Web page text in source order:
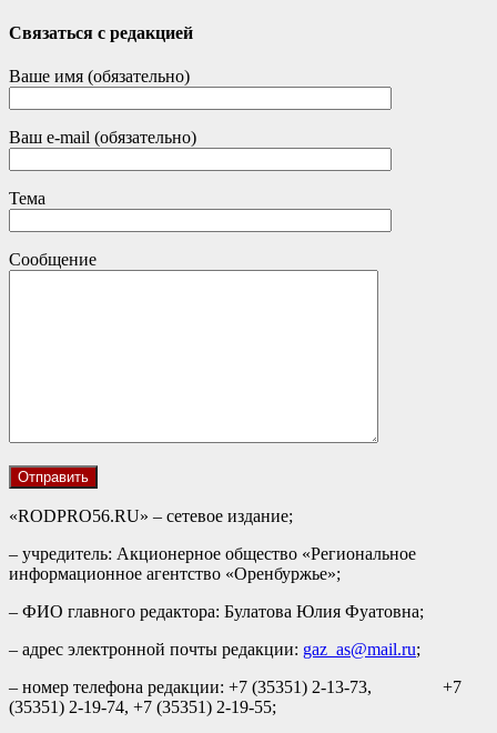
Связаться с редакцией
Ваше имя (обязательно)
Ваш e-mail (обязательно)
Тема
Сообщение
«RODPRO56.RU» – сетевое издание;
– учредитель: Акционерное общество «Региональное
информационное агентство «Оренбуржье»;
– ФИО главного редактора: Булатова Юлия Фуатовна;
– адрес электронной почты редакции: gaz_as@mail.ru;
– номер телефона редакции: +7 (35351) 2-13-73, +7
(35351) 2-19-74, +7 (35351) 2-19-55;